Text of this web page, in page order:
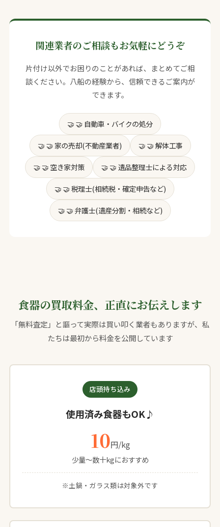
関連業者のご相談もお気軽にどうぞ
片付け以外でお困りのことがあれば、まとめてご相
談ください。八船の経験から、信頼できるご案内が
できます。
🤝 自動車・バイクの処分
🤝 家の売却(不動産業者) 🤝 解体工事
🤝 空き家対策 🤝 遺品整理士による対応
🤝 税理士(相続税・確定申告など)
🤝 弁護士(遺産分割・相続など)
食器の買取料金、正直にお伝えします
「無料査定」と謳って実際は買い叩く業者もありますが、私
たちは最初から料金を公開しています
店頭持ち込み
使用済み食器もOK♪
10円/kg
少量〜数十kgにおすすめ
※土鍋・ガラス類は対象外です